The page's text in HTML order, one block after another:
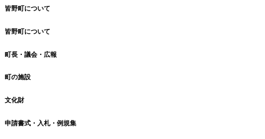
皆野町について
皆野町について
町長・議会・広報
町の施設
文化財
申請書式・入札・例規集